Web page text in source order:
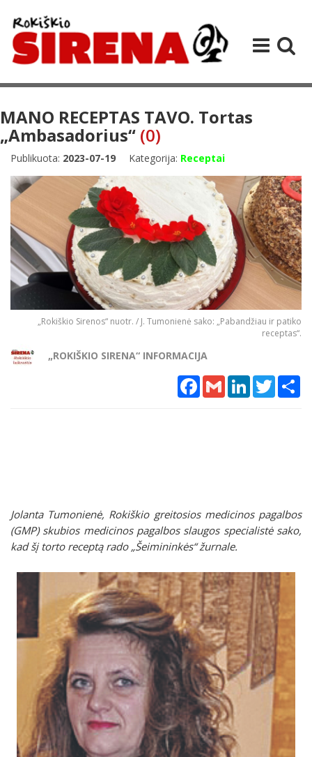
MANO RECEPTAS TAVO. Tortas
„Ambasadorius“ (0)
Publikuota: 2023-07-19 Kategorija: Receptai
„Rokiškio Sirenos“ nuotr. / J. Tumonienė sako: „Pabandžiau ir patiko
receptas“.
„ROKIŠKIO SIRENA“ INFORMACIJA
Facebook
Gmail LinkedInTwitter
Jolanta Tumonienė, Rokiškio greitosios medicinos pagalbos
(GMP) skubios medicinos pagalbos slaugos specialistė sako,
kad šį torto receptą rado „Šeimininkės“ žurnale.